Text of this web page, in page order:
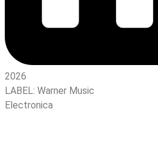
2026
LABEL: Warner Music
Electronica